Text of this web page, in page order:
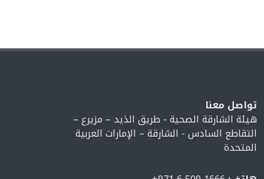
تواصل معنا
هيئة الشارقة الصحية - طريق الذيد – مزيرع –
التقاطع السادس - الشارقة – الإمارات العربية
المتحدة